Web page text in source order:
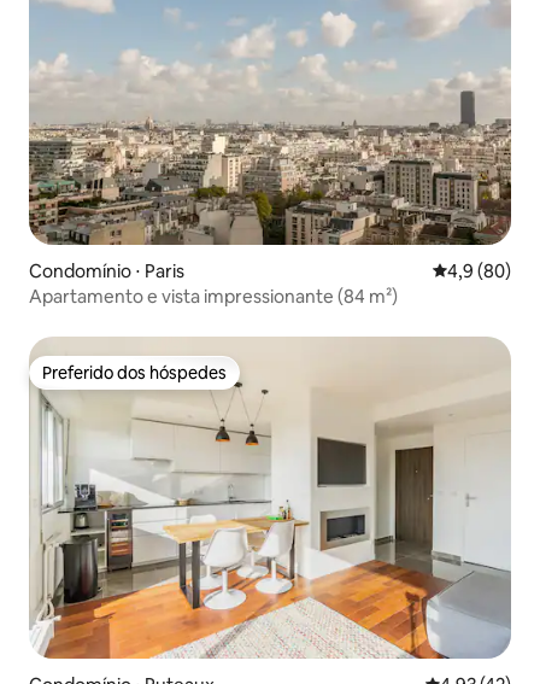
Condomínio ⋅ Paris 4,9 de uma
4,9 (80)
Apartamento e vista impressionante (84 m²)
Preferido dos hóspedes
Preferido dos hóspedes